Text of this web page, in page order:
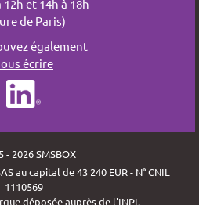
12h et 14h à 18h
de Paris)
également
écrire
- 2026 SMSBOX
au capital de 43 240 EUR - N° CNIL
1110569
déposée auprès de l'INPI.